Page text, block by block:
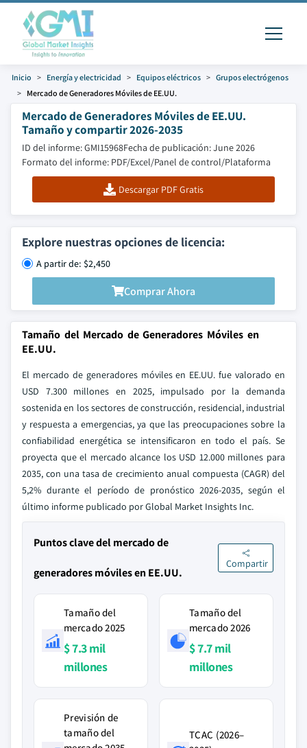
Inicio Energía y electricidad Equipos eléctricos
Grupos electrógenos
Mercado de Generadores Móviles de EE.UU.
Mercado de Generadores Móviles de EE.UU.
Tamaño y compartir 2026-2035
ID del informe: GMI15968Fecha de publicación: June 2026
Formato del informe: PDF/Excel/Panel de control/Plataforma
Descargar PDF Gratis
Explore nuestras opciones de licencia:
A partir de: $2,450
Comprar Ahora
Tamaño del Mercado de Generadores Móviles en
EE.UU.
El mercado de generadores móviles en EE.UU. fue valorado en
USD 7.300 millones en 2025, impulsado por la demanda
sostenida en los sectores de construcción, residencial, industrial
y respuesta a emergencias, ya que las preocupaciones sobre la
confiabilidad energética se intensificaron en todo el país. Se
proyecta que el mercado alcance los USD 12.000 millones para
2035, con una tasa de crecimiento anual compuesta (CAGR) del
5,2% durante el período de pronóstico 2026-2035, según el
último informe publicado por Global Market Insights Inc.
Puntos clave del mercado de
generadores móviles en EE.UU.
Compartir
Tamaño del
mercado 2025
$ 7.3 mil
millones
Tamaño del
mercado 2026
$ 7.7 mil
millones
Previsión de
tamaño del
TCAC (2026–